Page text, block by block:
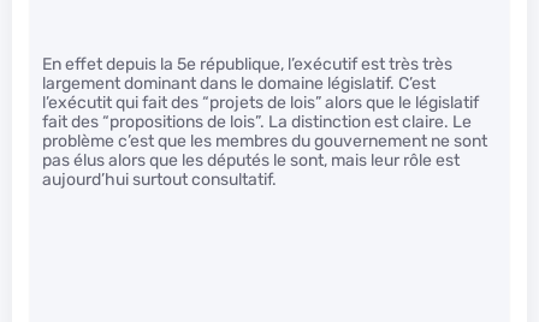
En effet depuis la 5e république, l’exécutif est très très
largement dominant dans le domaine législatif. C’est
l’exécutit qui fait des “projets de lois” alors que le législatif
fait des “propositions de lois”. La distinction est claire. Le
problème c’est que les membres du gouvernement ne sont
pas élus alors que les députés le sont, mais leur rôle est
aujourd’hui surtout consultatif.